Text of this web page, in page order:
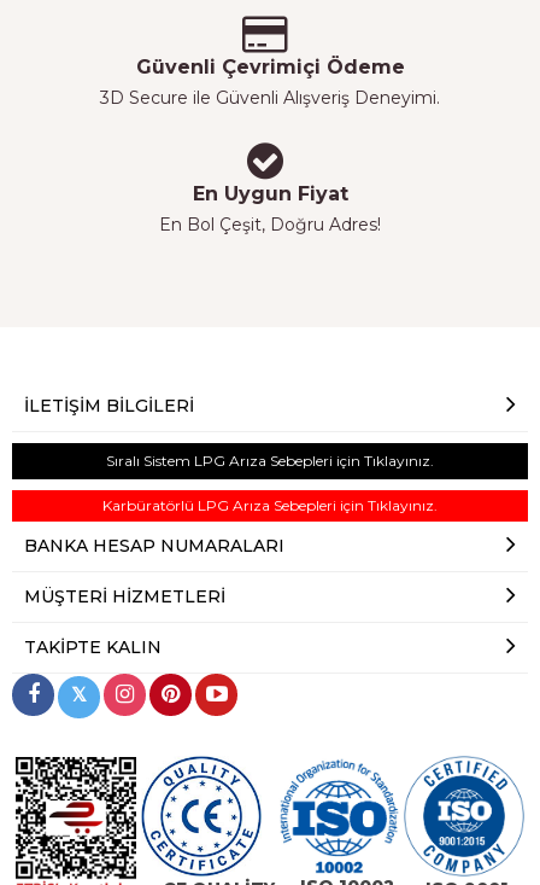
Güvenli Çevrimiçi Ödeme
3D Secure ile Güvenli Alışveriş Deneyimi.
En Uygun Fiyat
En Bol Çeşit, Doğru Adres!
İLETIŞIM BILGILERI
Sıralı Sistem LPG Arıza Sebepleri için Tıklayınız.
Karbüratörlü LPG Arıza Sebepleri için Tıklayınız.
BANKA HESAP NUMARALARI
MÜŞTERI HIZMETLERI
TAKIPTE KALIN
𝕏